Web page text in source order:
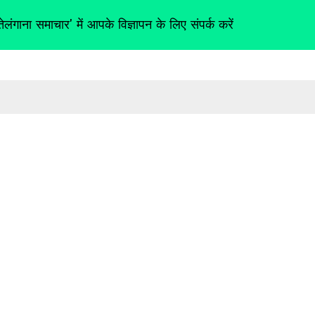
समाचार' में आपके विज्ञापन के लिए संपर्क करें